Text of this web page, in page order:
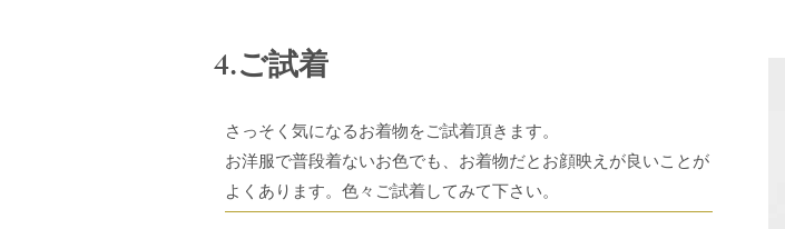
4.ご試着
さっそく気になるお着物をご試着頂きます。
お洋服で普段着ないお色でも、お着物だとお顔映えが良いことが
よくあります。 色々ご試着してみて下さい。